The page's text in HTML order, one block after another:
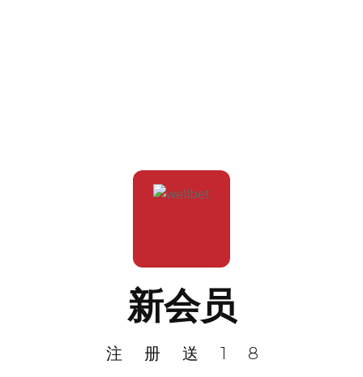
新会员
注册送18